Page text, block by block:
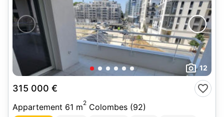
12
315 000 €
Appartement 61 m2 Colombes (92)